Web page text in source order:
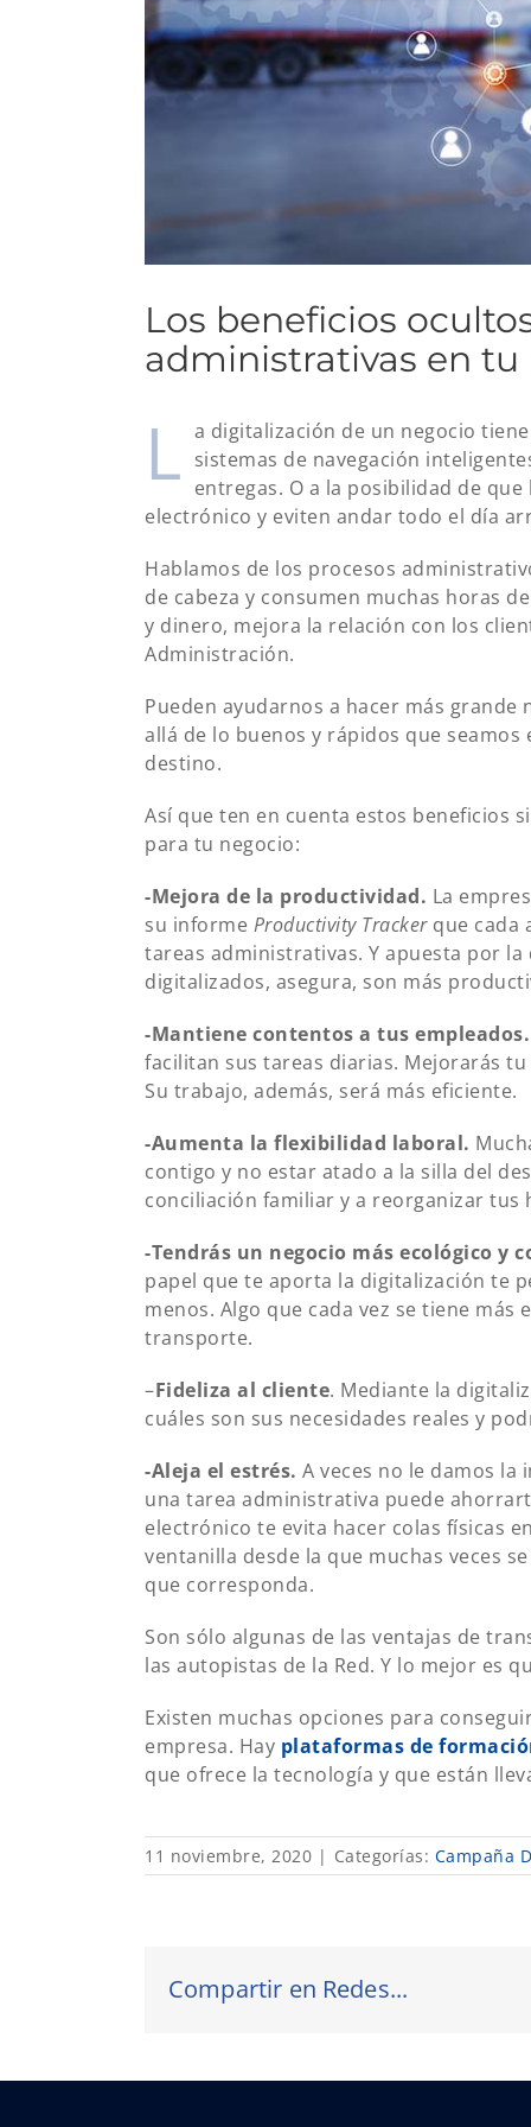
Los beneficios
administrativas en
L a digitalización de un negocio
sistemas de navegación
entregas. O a la posibilidad de
electrónico y eviten andar todo el día
Hablamos de los procesos
de cabeza y consumen muchas horas
y dinero, mejora la relación con los
Administración.
Pueden ayudarnos a hacer más
allá de lo buenos y rápidos que
destino.
Así que ten en cuenta estos beneficios
para tu negocio:
-Mejora de la productividad. La
su informe Productivity Trackerque cada
tareas administrativas. Y apuesta por
digitalizados, asegura, son más
-Mantiene contentos a tus empleados.
facilitan sus tareas diarias. Mejorarás
Su trabajo, además, será más eficiente.
-Aumenta la flexibilidad laboral.
contigo y no estar atado a la silla del
conciliación familiar y a reorganizar tus
-Tendrás un negocio más ecológico y
papel que te aporta la digitalización te
menos. Algo que cada vez se tiene
transporte.
–Fideliza al cliente. Mediante la
cuáles son sus necesidades reales y
-Aleja el estrés. A veces no le damos
una tarea administrativa puede
electrónico te evita hacer colas físicas
ventanilla desde la que muchas veces
que corresponda.
Son sólo algunas de las ventajas de
las autopistas de la Red. Y lo mejor es
Existen muchas opciones para
empresa. Hay plataformas de
que ofrece la tecnología y que están
11 noviembre, 2020 | Categorías: Campaña
Compartir en Redes...